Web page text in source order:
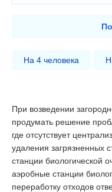
На 4 человека
При возведении
продумать решение
где отсутствует
удаления загрязненных
станции биологической
аэробные станции
переработку отходов